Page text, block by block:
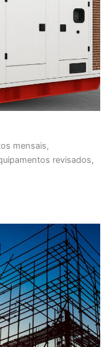
mensais,
revisados,